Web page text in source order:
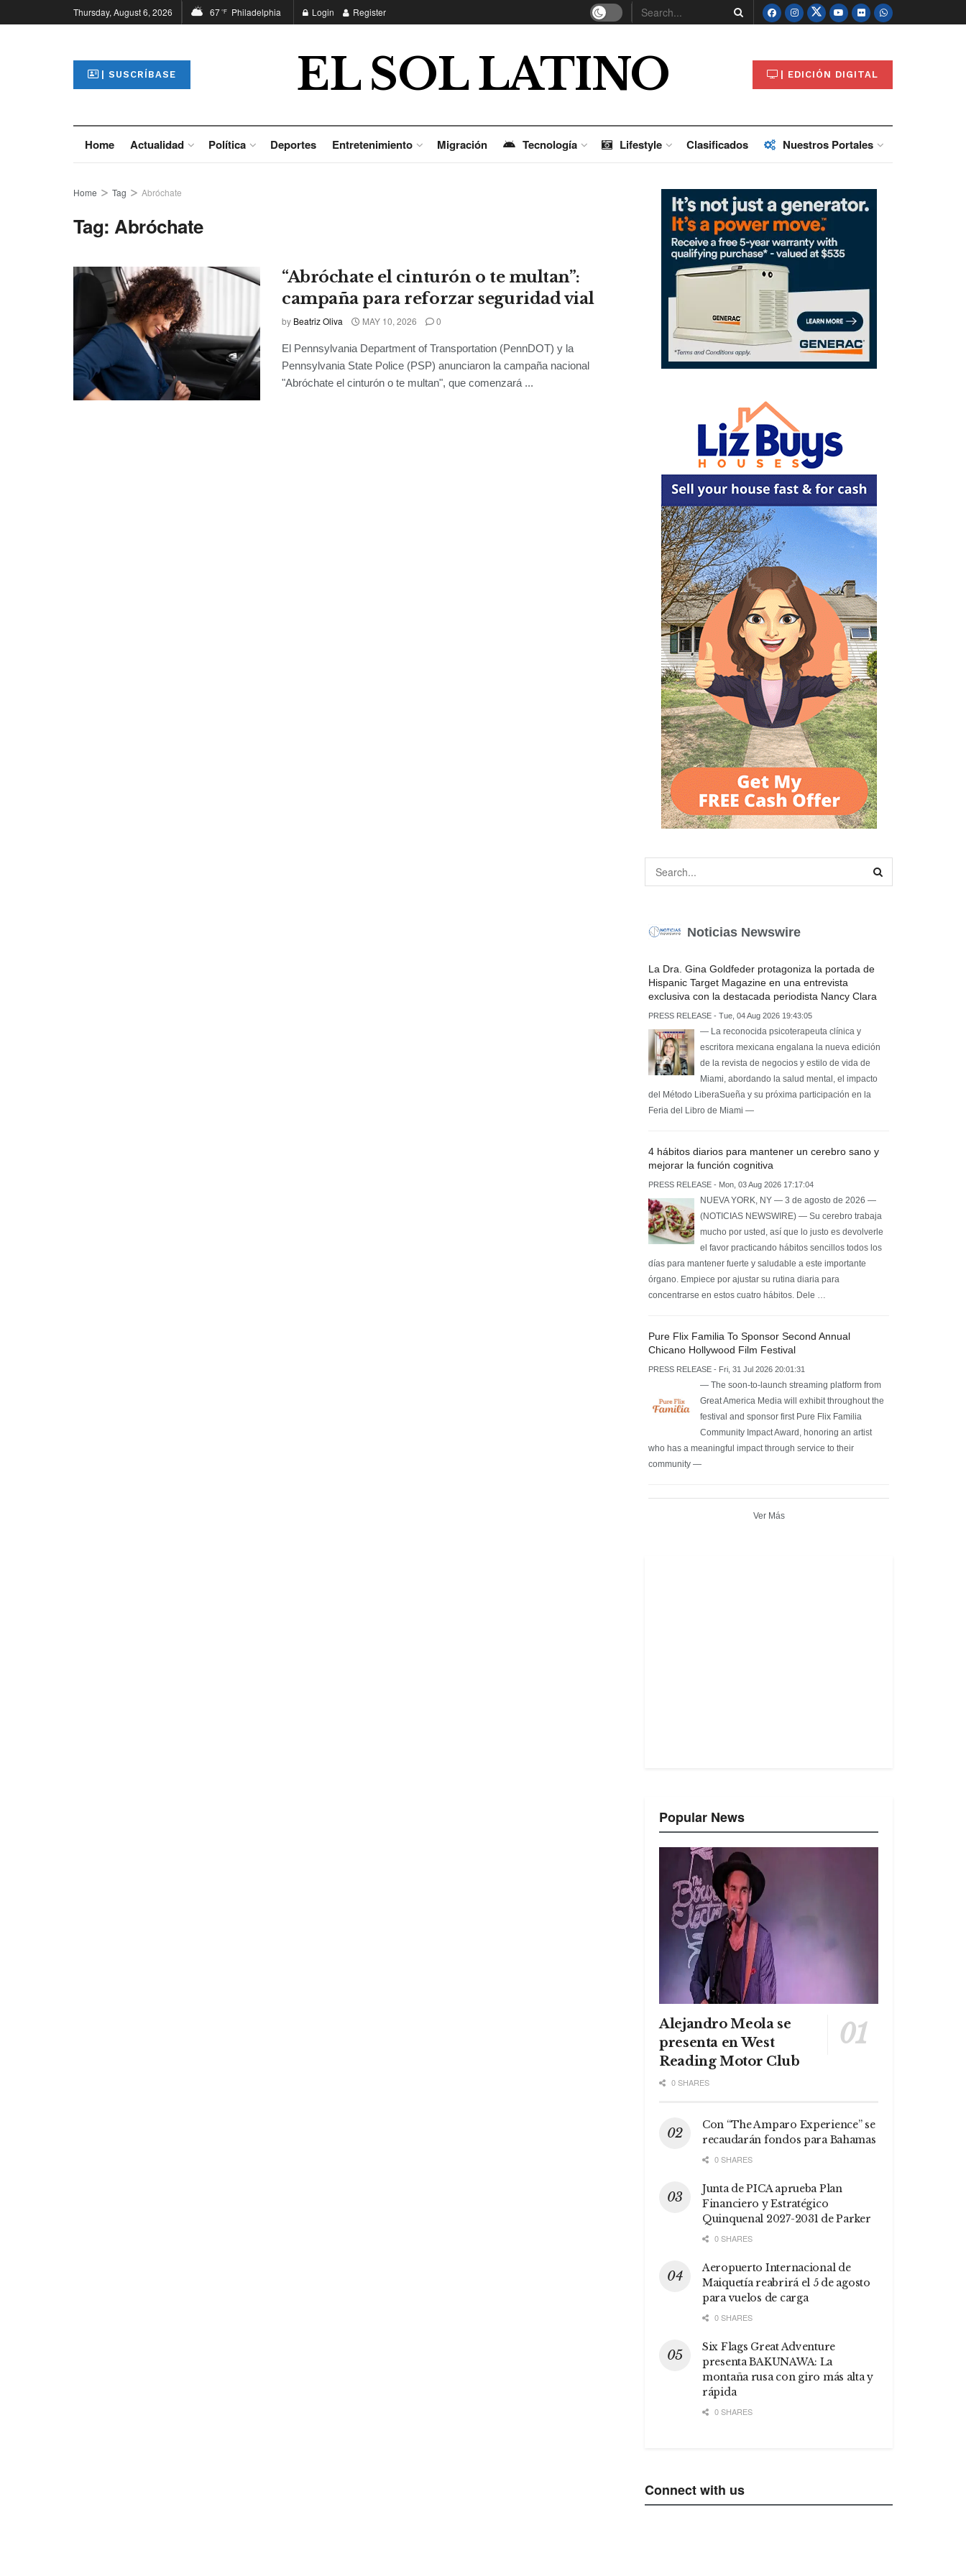
Thursday, August 6, 2026 67°F Philadelphia Login Register
| SUSCRÍBASE EL SOL LATINO | EDICIÓN DIGITAL
Home Actualidad Política Deportes Entretenimiento Migración Tecnología Lifestyle Clasificados Nuestros Portales
Home Tag Abróchate
Tag:Abróchate
“Abróchate el cinturón o te multan”:
campaña para reforzar seguridad vial
by Beatriz Oliva MAY 10, 2026 0
El Pennsylvania Department of Transportation (PennDOT) y la
Pennsylvania State Police (PSP) anunciaron la campaña nacional
"Abróchate el cinturón o te multan", que comenzará ...
Noticias Newswire
La Dra. Gina Goldfeder protagoniza la portada de
Hispanic Target Magazine en una entrevista
exclusiva con la destacada periodista Nancy Clara
PRESS RELEASE - Tue, 04 Aug 2026 19:43:05
— La reconocida psicoterapeuta clínica y
escritora mexicana engalana la nueva edición
de la revista de negocios y estilo de vida de
Miami, abordando la salud mental, el impacto
del Método LiberaSueña y su próxima participación en la
Feria del Libro de Miami —
4 hábitos diarios para mantener un cerebro sano y
mejorar la función cognitiva
PRESS RELEASE - Mon, 03 Aug 2026 17:17:04
NUEVA YORK, NY — 3 de agosto de 2026 —
(NOTICIAS NEWSWIRE) — Su cerebro trabaja
mucho por usted, así que lo justo es devolverle
el favor practicando hábitos sencillos todos los
días para mantener fuerte y saludable a este importante
órgano. Empiece por ajustar su rutina diaria para
concentrarse en estos cuatro hábitos. Dele …
Pure Flix Familia To Sponsor Second Annual
Chicano Hollywood Film Festival
PRESS RELEASE - Fri, 31 Jul 2026 20:01:31
— The soon-to-launch streaming platform from
Great America Media will exhibit throughout the
festival and sponsor first Pure Flix Familia
Community Impact Award, honoring an artist
who has a meaningful impact through service to their
community —
Ver Más
Popular News
Alejandro Meola se
presenta en West
Reading Motor Club
0 SHARES
Con “The Amparo Experience” se
recaudarán fondos para Bahamas
0 SHARES
Junta de PICA aprueba Plan
Financiero y Estratégico
Quinquenal 2027-2031 de Parker
0 SHARES
Aeropuerto Internacional de
Maiquetía reabrirá el 5 de agosto
para vuelos de carga
0 SHARES
Six Flags Great Adventure
presenta BAKUNAWA: La
montaña rusa con giro más alta y
rápida
0 SHARES
Connect with us